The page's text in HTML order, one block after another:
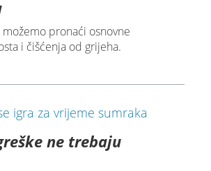
možemo pronaći osnovne
i čišćenja od grijeha.
ne trebaju